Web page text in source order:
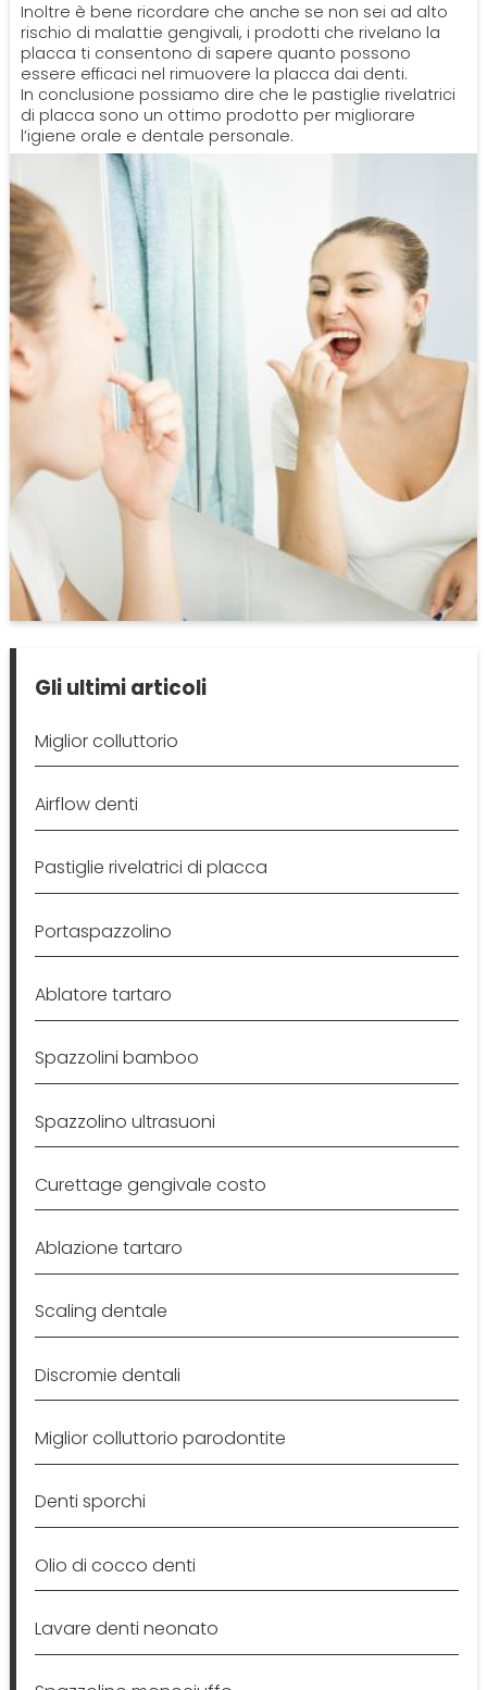
Inoltre è bene ricordare che anche se non sei ad alto
rischio di malattie gengivali, i prodotti che rivelano la
placca ti consentono di sapere quanto possono
essere efficaci nel rimuovere la placca dai denti.
In conclusione possiamo dire che le pastiglie rivelatrici
di placca sono un ottimo prodotto per migliorare
l’igiene orale e dentale personale.
Gli ultimi articoli
Miglior colluttorio
Airflow denti
Pastiglie rivelatrici di placca
Portaspazzolino
Ablatore tartaro
Spazzolini bamboo
Spazzolino ultrasuoni
Curettage gengivale costo
Ablazione tartaro
Scaling dentale
Discromie dentali
Miglior colluttorio parodontite
Denti sporchi
Olio di cocco denti
Lavare denti neonato